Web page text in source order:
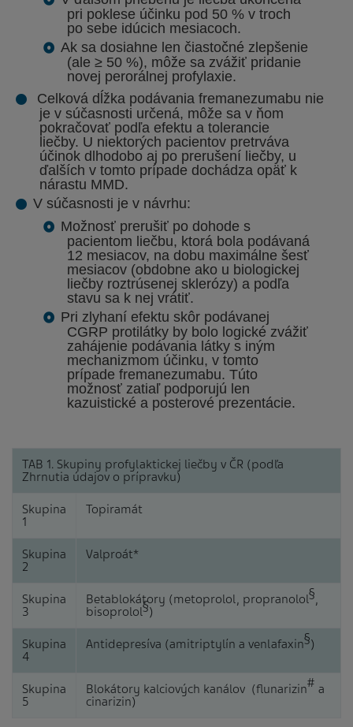
pri poklese účinku pod 50 % v troch
po sebe idúcich mesiacoch.
Ak sa dosiahne len čiastočné zlepšenie
(ale ≥ 50 %), môže sa zvážiť pridanie
novej perorálnej profylaxie.
Celková dĺžka podávania fremanezumabu nie
je v súčasnosti určená, môže sa v ňom
pokračovať podľa efektu a tolerancie
liečby. U niektorých pacientov pretrváva
účinok dlhodobo aj po prerušení liečby, u
ďalších v tomto prípade dochádza opäť k
nárastu MMD.
V súčasnosti je v návrhu:
Možnosť prerušiť po dohode s
pacientom liečbu, ktorá bola podávaná
12 mesiacov, na dobu maximálne šesť
mesiacov (obdobne ako u biologickej
liečby roztrúsenej sklerózy) a podľa
stavu sa k nej vrátiť.
Pri zlyhaní efektu skôr podávanej
CGRP protilátky by bolo logické zvážiť
zahájenie podávania látky s iným
mechanizmom účinku, v tomto
prípade fremanezumabu. Túto
možnosť zatiaľ podporujú len
kazuistické a posterové prezentácie.
TAB 1. Skupiny profylaktickej liečby v ČR (podľa
Zhrnutia údajov o prípravku)
Skupina
1
Topiramát
Skupina
2
Valproát*
Skupina
3
Betablokátory (metoprolol, propranolol§,
bisoprolol§)
Skupina
4
Antidepresíva (amitriptylín a venlafaxin§)
Skupina
5
Blokátory kalciových kanálov (flunarizin# a
cinarizin)